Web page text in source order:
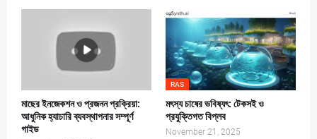
মাছের ইনজেকশন ও প্রজনন প্রক্রিয়া:
আধুনিক হ্যাচারি ব্যবস্থাপনার সম্পূর্ণ
গাইড
RAS
মৎস্য চাষের ভবিষ্যৎ: টেকসই ও
প্রযুক্তিগত বিপ্লব
November 21, 2025